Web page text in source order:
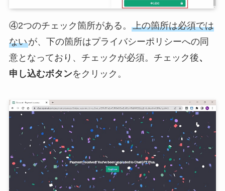
④2つのチェック箇所がある。 上の箇所は必須では
ないが、下の箇所はプライバシーポリシーへの同
意となっており、チェックが必須。チェック後、
申し込むボタンをクリック。